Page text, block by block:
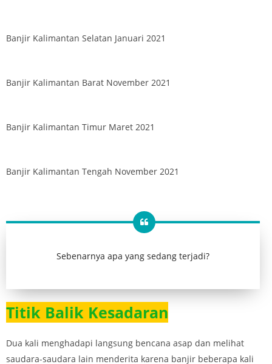
Banjir Kalimantan Selatan Januari 2021
Banjir Kalimantan Barat November 2021
Banjir Kalimantan Timur Maret 2021
Banjir Kalimantan Tengah November 2021
Sebenarnya apa yang sedang terjadi?
Titik Balik Kesadaran
Dua kali menghadapi langsung bencana asap dan melihat
saudara-saudara lain menderita karena banjir beberapa kali